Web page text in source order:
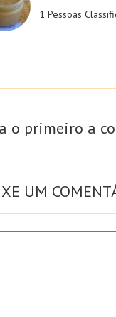
1 Pessoas
o primeiro a
UM